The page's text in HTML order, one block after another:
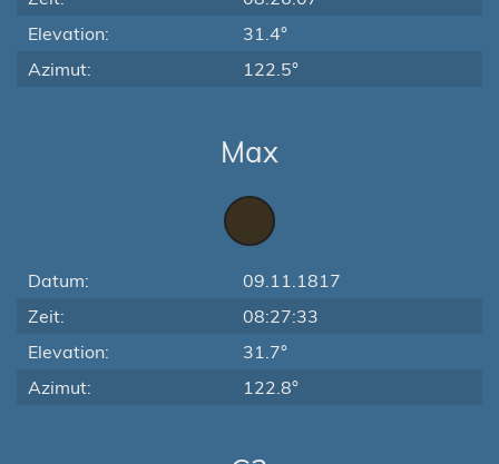
Elevation:
31.4°
Azimut:
122.5°
Max
Datum:
09.11.1817
Zeit:
08:27:33
Elevation:
31.7°
Azimut:
122.8°